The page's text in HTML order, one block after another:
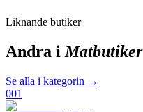
Liknande butiker
Andra i Matbutiker
Se alla i kategorin →
001